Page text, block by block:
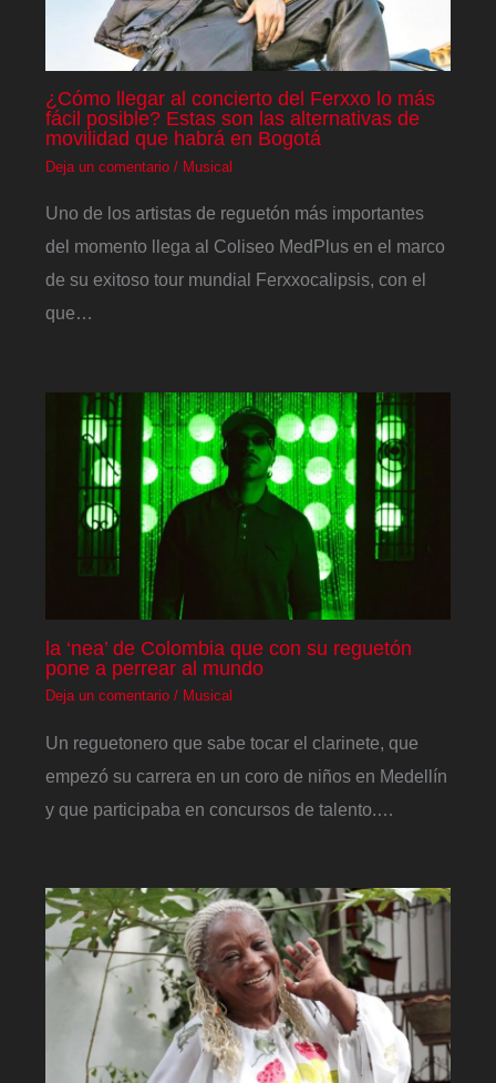
¿Cómo llegar al concierto del Ferxxo lo más
fácil posible? Estas son las alternativas de
movilidad que habrá en Bogotá
Deja un comentario / Musical
Uno de los artistas de reguetón más importantes
del momento llega al Coliseo MedPlus en el marco
de su exitoso tour mundial Ferxxocalipsis, con el
que…
la ‘nea’ de Colombia que con su reguetón
pone a perrear al mundo
Deja un comentario / Musical
Un reguetonero que sabe tocar el clarinete, que
empezó su carrera en un coro de niños en Medellín
y que participaba en concursos de talento.…